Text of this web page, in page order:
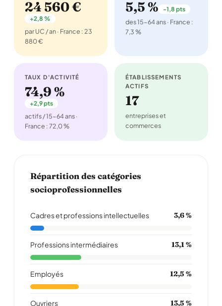
24 560 €
+2,8 %
par UC / an · France : 23
880 €
5,5 % -1,8 pts
des 15-64 ans · France :
7,3 %
TAUX D'ACTIVITÉ
74,9 %
+2,9 pts
actifs / 15-64 ans ·
France : 72,0 %
ÉTABLISSEMENTS
ACTIFS
17
entreprises et
commerces
Répartition des catégories
socioprofessionnelles
Cadres et professions intellectuelles 3,6 %
Professions intermédiaires 13,1 %
Employés 12,5 %
Ouvriers 13,5 %